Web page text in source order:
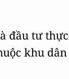
đầu tư
khu